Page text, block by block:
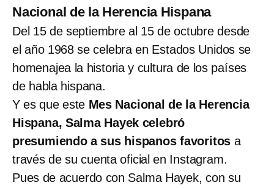
Nacional de la Herencia Hispana
Del 15 de septiembre al 15 de octubre desde
el año 1968 se celebra en Estados Unidos se
homenajea la historia y cultura de los países
de habla hispana.
Y es que este Mes Nacional de la Herencia
Hispana, Salma Hayek celebró
presumiendo a sus hispanos favoritos a
través de su cuenta oficial en Instagram.
Pues de acuerdo con Salma Hayek, con su